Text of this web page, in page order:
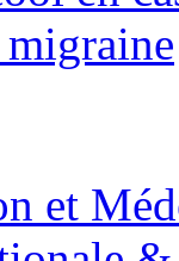
et